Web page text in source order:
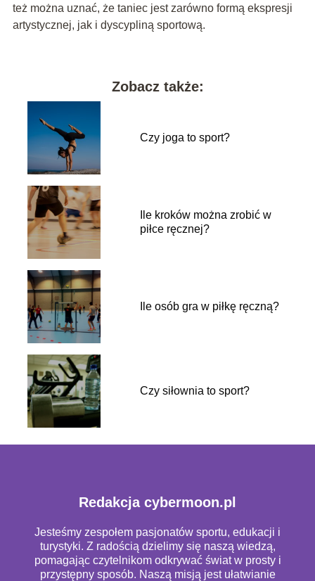
też można uznać, że taniec jest zarówno formą ekspresji
artystycznej, jak i dyscypliną sportową.
Zobacz także:
Czy joga to sport?
Ile kroków można zrobić w
piłce ręcznej?
Ile osób gra w piłkę ręczną?
Czy siłownia to sport?
Redakcja cybermoon.pl
Jesteśmy zespołem pasjonatów sportu, edukacji i
turystyki. Z radością dzielimy się naszą wiedzą,
pomagając czytelnikom odkrywać świat w prosty i
przystępny sposób. Naszą misją jest ułatwianie